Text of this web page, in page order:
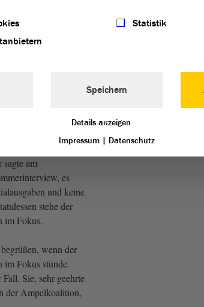
Ein Brief allein, ein
Wirtschaftsstandort
mir nicht aus.
soll er denn
am
es
und keine
stehe der
im Fokus.
wenn der
Fokus stünde.
Sie, sehr geehrte
der Ampelkoalition,
Statistik
Speichern
Details anzeigen
Impressum | Datenschutz